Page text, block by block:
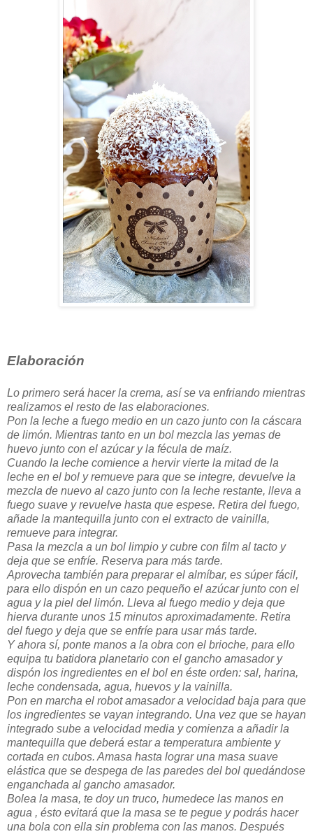
Elaboración
Lo primero será hacer la crema, así se va enfriando mientras
realizamos el resto de las elaboraciones.
Pon la leche a fuego medio en un cazo junto con la cáscara
de limón. Mientras tanto en un bol mezcla las yemas de
huevo junto con el azúcar y la fécula de maíz.
Cuando la leche comience a hervir vierte la mitad de la
leche en el bol y remueve para que se integre, devuelve la
mezcla de nuevo al cazo junto con la leche restante, lleva a
fuego suave y revuelve hasta que espese. Retira del fuego,
añade la mantequilla junto con el extracto de vainilla,
remueve para integrar.
Pasa la mezcla a un bol limpio y cubre con film al tacto y
deja que se enfríe. Reserva para más tarde.
Aprovecha también para preparar el almíbar, es súper fácil,
para ello dispón en un cazo pequeño el azúcar junto con el
agua y la piel del limón. Lleva al fuego medio y deja que
hierva durante unos 15 minutos aproximadamente. Retira
del fuego y deja que se enfríe para usar más tarde.
Y ahora sí, ponte manos a la obra con el brioche, para ello
equipa tu batidora planetario con el gancho amasador y
dispón los ingredientes en el bol en éste orden: sal, harina,
leche condensada, agua, huevos y la vainilla.
Pon en marcha el robot amasador a velocidad baja para que
los ingredientes se vayan integrando. Una vez que se hayan
integrado sube a velocidad media y comienza a añadir la
mantequilla que deberá estar a temperatura ambiente y
cortada en cubos. Amasa hasta lograr una masa suave
elástica que se despega de las paredes del bol quedándose
enganchada al gancho amasador.
Bolea la masa, te doy un truco, humedece las manos en
agua , ésto evitará que la masa se te pegue y podrás hacer
una bola con ella sin problema con las manos. Después